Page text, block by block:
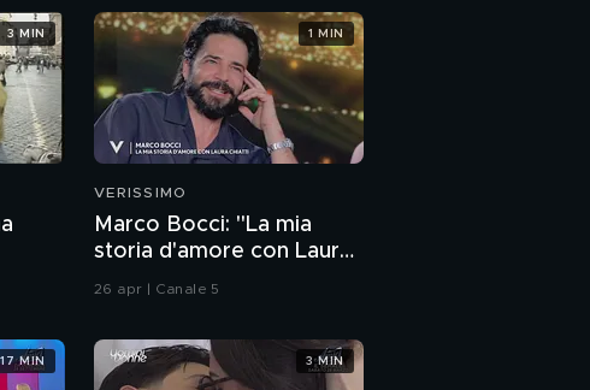
3 MIN
VERISSIMO
Marco Bocci: "La mia
storia d'amore con Laura
Chiatti"
26 apr | Canale 5
1 MIN
17 MIN 3 MIN